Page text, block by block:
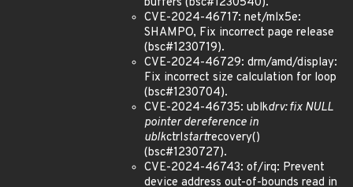
CVE-2024-46717: net/mlx5e:
SHAMPO, Fix incorrect page release
(bsc#1230719).
CVE-2024-46729: drm/amd/display:
Fix incorrect size calculation for loop
(bsc#1230704).
CVE-2024-46735: ublkdrv: fix NULL
pointer dereference in
ublkctrlstartrecovery()
(bsc#1230727).
CVE-2024-46743: of/irq: Prevent
device address out-of-bounds read in